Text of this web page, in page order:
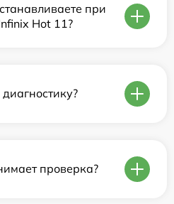
при
Hot 11?
проверка?